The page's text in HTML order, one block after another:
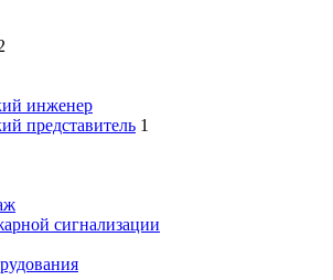
инженер
представитель 1
сигнализации